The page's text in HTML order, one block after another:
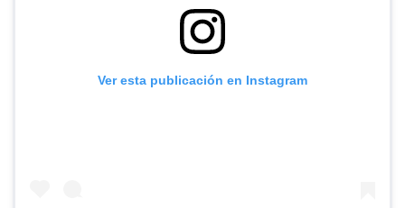
Ver esta publicación en Instagram